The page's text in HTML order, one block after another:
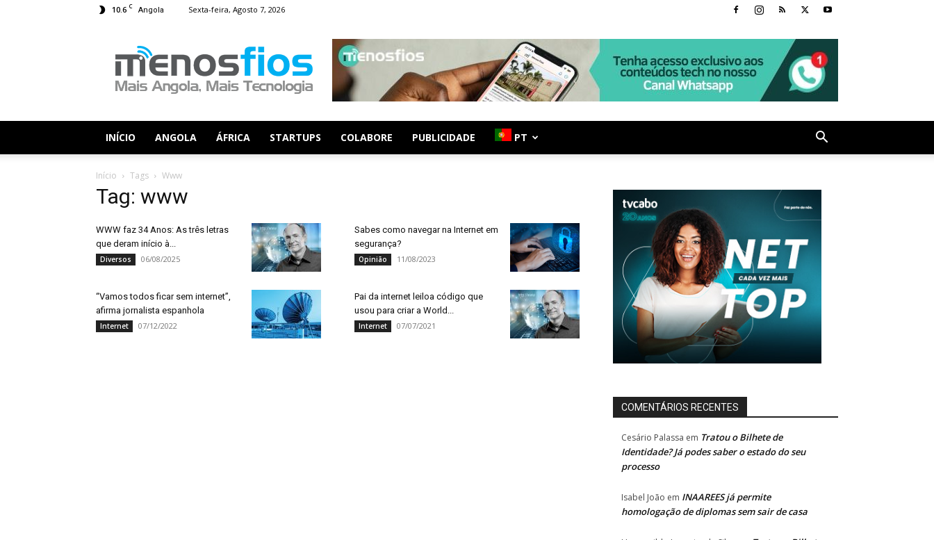
10.6 C Angola Sexta-feira, Agosto 7, 2026
Fios
INÍCIO ANGOLA ÁFRICA STARTUPS COLABORE PUBLICIDADE PT
Início Tags Www
Tag: www
WWW faz 34 Anos: As três letras
que deram início à...
Diversos 06/08/2025
Sabes como navegar na Internet em
segurança?
Opinião 11/08/2023
“Vamos todos ficar sem internet”,
afirma jornalista espanhola
Internet 07/12/2022
Pai da internet leiloa código que
usou para criar a World...
Internet 07/07/2021
COMENTÁRIOS RECENTES
Cesário Palassa em Tratou o Bilhete de
Identidade? Já podes saber o estado do seu
processo
Isabel João em INAAREES já permite
homologação de diplomas sem sair de casa